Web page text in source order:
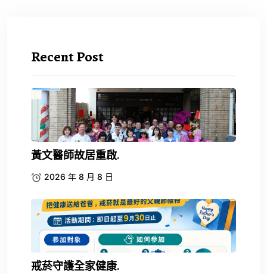
Recent Post
黃文醫師故居重啟.
2026 年 8 月 8 日
戒菸守護全家健康.